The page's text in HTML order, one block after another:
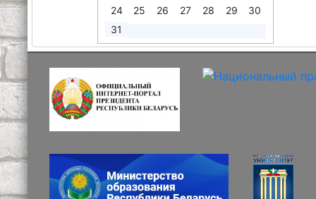
24
25 26 27 28 29
30
31